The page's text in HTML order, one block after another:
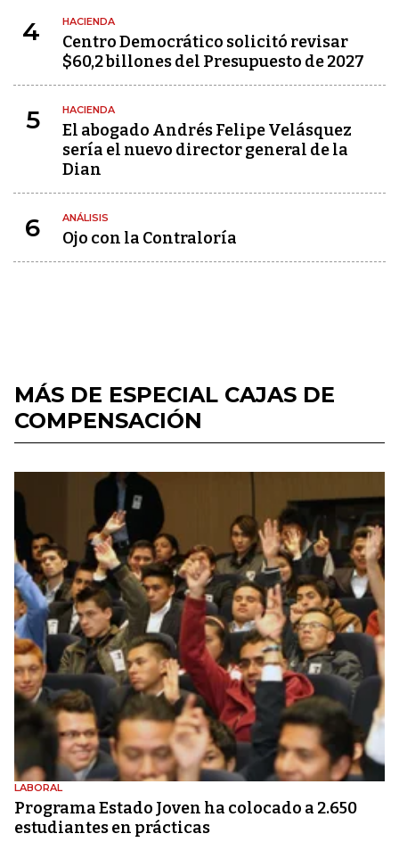
4 HACIENDA
Centro Democrático solicitó revisar
$60,2 billones del Presupuesto de 2027
5 HACIENDA
El abogado Andrés Felipe Velásquez
sería el nuevo director general de la
Dian
6 ANÁLISIS
Ojo con la Contraloría
MÁS DE ESPECIAL CAJAS DE
COMPENSACIÓN
LABORAL
Programa Estado Joven ha colocado a 2.650
estudiantes en prácticas